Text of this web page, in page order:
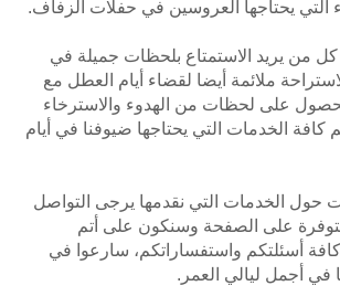
التي يحتاجها العروسين في حفلات الزفاف.
كل من يريد الاستمتاع بلحظات جميلة في
ملائمة أيضا لقضاء أيام العطل مع
على لحظات من الهدوء والاسترخاء
الخدمات التي يحتاجها ضيوفنا في أيام
حول الخدمات التي نقدمها يرجى التواصل
على الصفحة وسنكون على أتم
كافة أسئلتكم واستفساراتكم، سارعوا في
في أجمل ليالي العمر.